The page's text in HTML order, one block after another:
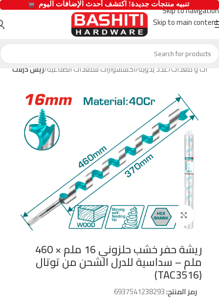
Skip to navigation
Skip to main content
أدوات و معدات عدد يدوية اكسسوارات للمعدات الصناعية ريش درلات
Click to enlarge
ريشة حفر خشب حلزوني 16 ملم × 460
ملم – سداسية للدرل الشحن من توتال
(TAC3516)
رمز المنتج:6937541238293
  تنبيه منتجات جديدة! اكتشف أحدث الإضافات اليوم